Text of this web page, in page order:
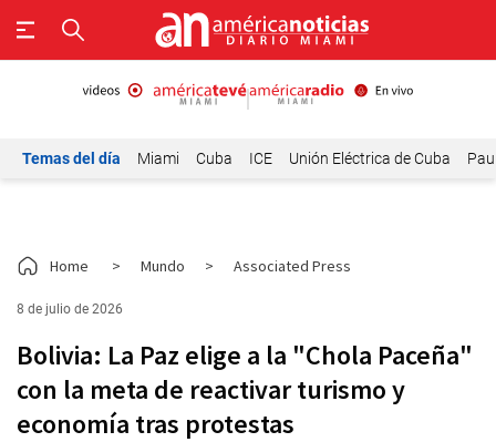
Temas del día Miami Cuba ICE Unión Eléctrica de Cuba
Home > Mundo > Associated Press
8 de julio de 2026
Bolivia: La Paz elige a la "Chola Paceña"
con la meta de reactivar turismo y
economía tras protestas